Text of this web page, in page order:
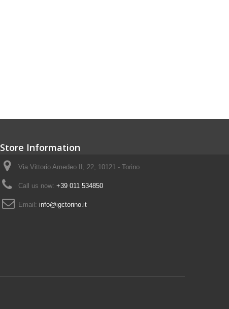
Store Information
Via Vittorio Amedeo II, 22, 10121 - Torino
Call us now: +39 011 534850
Email: info@igctorino.it